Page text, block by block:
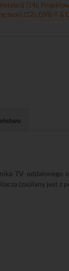
(14)
teorii (12) DVB-T &
TV
(zasilany jest z